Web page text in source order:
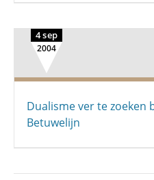
4 sep
2004
Dualisme ver te zoeken
Betuwelijn